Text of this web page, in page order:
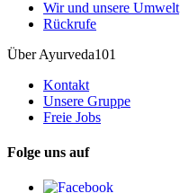
Wir und unsere Umwelt
Rückrufe
Über Ayurveda101
Kontakt
Unsere Gruppe
Freie Jobs
Folge uns auf